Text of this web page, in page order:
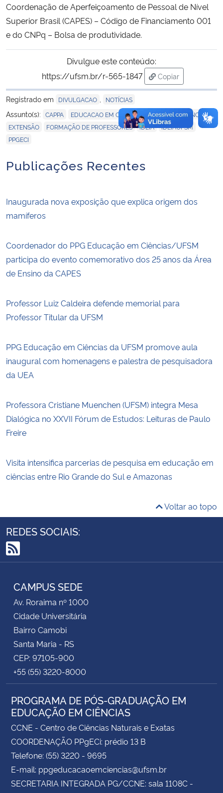
Coordenação de Aperfeiçoamento de Pessoal de Nível
Superior Brasil (CAPES) – Código de Financiamento 001
e do CNPq – Bolsa de produtividade.
Divulgue este conteúdo:
https://ufsm.br/r-565-1847
Copiar
para área de
Registrado em
DIVULGACAO NOTÍCIAS
Assunto(s): CAPPA EDUCACAO EM CIENCIAS ENSINO DE CIENCIAS
EXTENSÃO FORMAÇÃO DE PROFESSORES , IDEIA , IDEIAUFSM
PPGECI
Publicações Recentes
Inaugurada nova exposição que explica origem dos
mamíferos
Coordenador do PPG Educação em Ciências/UFSM
participa do evento comemorativo dos 25 anos da Área
de Ensino da CAPES
Professor Luiz Caldeira defende memorial para
Professor Titular da UFSM
PPG Educação em Ciências da UFSM promove aula
inaugural com homenagens e palestra de pesquisadora
da UEA
Professora Cristiane Muenchen (UFSM) integra Mesa
Dialógica no XXVII Fórum de Estudos: Leituras de Paulo
Freire
Visita intensifica parcerias de pesquisa em educação em
ciências entre Rio Grande do Sul e Amazonas
Voltar ao topo
REDES SOCIAIS:
RSS
CAMPUS SEDE
Av. Roraima nº 1000
Cidade Universitária
Bairro Camobi
Santa Maria - RS
CEP: 97105-900
+55 (55) 3220-8000
PROGRAMA DE PÓS-GRADUAÇÃO EM
EDUCAÇÃO EM CIÊNCIAS
CCNE - Centro de Ciências Naturais e Exatas
COORDENAÇÃO PPgECi: prédio 13 B
Telefone: (55) 3220 - 9695
E-mail: ppgeducacaoemciencias@ufsm.br
SECRETARIA INTEGRADA PG/CCNE: sala 1108C -